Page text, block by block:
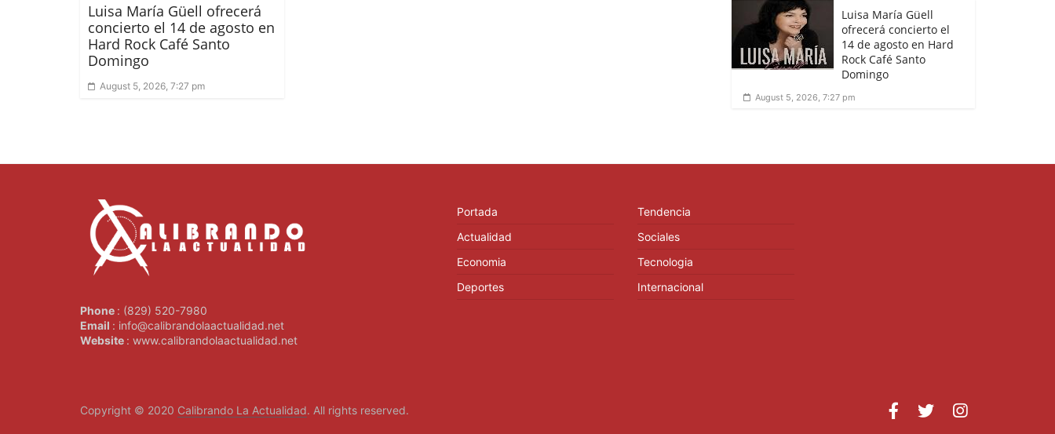
Luisa María Güell ofrecerá
concierto el 14 de agosto en
Hard Rock Café Santo
Domingo
August 5, 2026, 7:27 pm
Luisa María Güell
ofrecerá concierto el
14 de agosto en Hard
Rock Café Santo
Domingo
August 5, 2026, 7:27 pm
Phone : (829) 520-7980
Email : info@calibrandolaactualidad.net
Website : www.calibrandolaactualidad.net
Portada
Actualidad
Economia
Deportes
Tendencia
Sociales
Tecnologia
Internacional
Copyright © 2020 Calibrando La Actualidad. All rights reserved.